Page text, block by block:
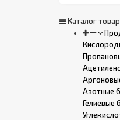
Каталог
Азотные
Гелиевые